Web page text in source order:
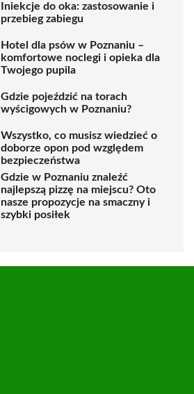
Iniekcje do oka: zastosowanie i
przebieg zabiegu
Hotel dla psów w Poznaniu –
komfortowe noclegi i opieka dla
Twojego pupila
Gdzie pojeździć na torach
wyścigowych w Poznaniu?
Wszystko, co musisz wiedzieć o
doborze opon pod względem
bezpieczeństwa
Gdzie w Poznaniu znaleźć
najlepszą pizzę na miejscu? Oto
nasze propozycje na smaczny i
szybki posiłek